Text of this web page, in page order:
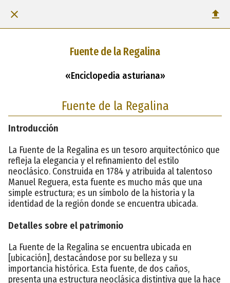
Fuente de la Regalina
«Enciclopedia asturiana»
Fuente de la Regalina
Introducción
La Fuente de la Regalina es un tesoro arquitectónico que
refleja la elegancia y el refinamiento del estilo
neoclásico. Construida en 1784 y atribuida al talentoso
Manuel Reguera, esta fuente es mucho más que una
simple estructura; es un símbolo de la historia y la
identidad de la región donde se encuentra ubicada.
Detalles sobre el patrimonio
La Fuente de la Regalina se encuentra ubicada en
[ubicación], destacándose por su belleza y su
importancia histórica. Esta fuente, de dos caños,
presenta una estructura neoclásica distintiva que la hace